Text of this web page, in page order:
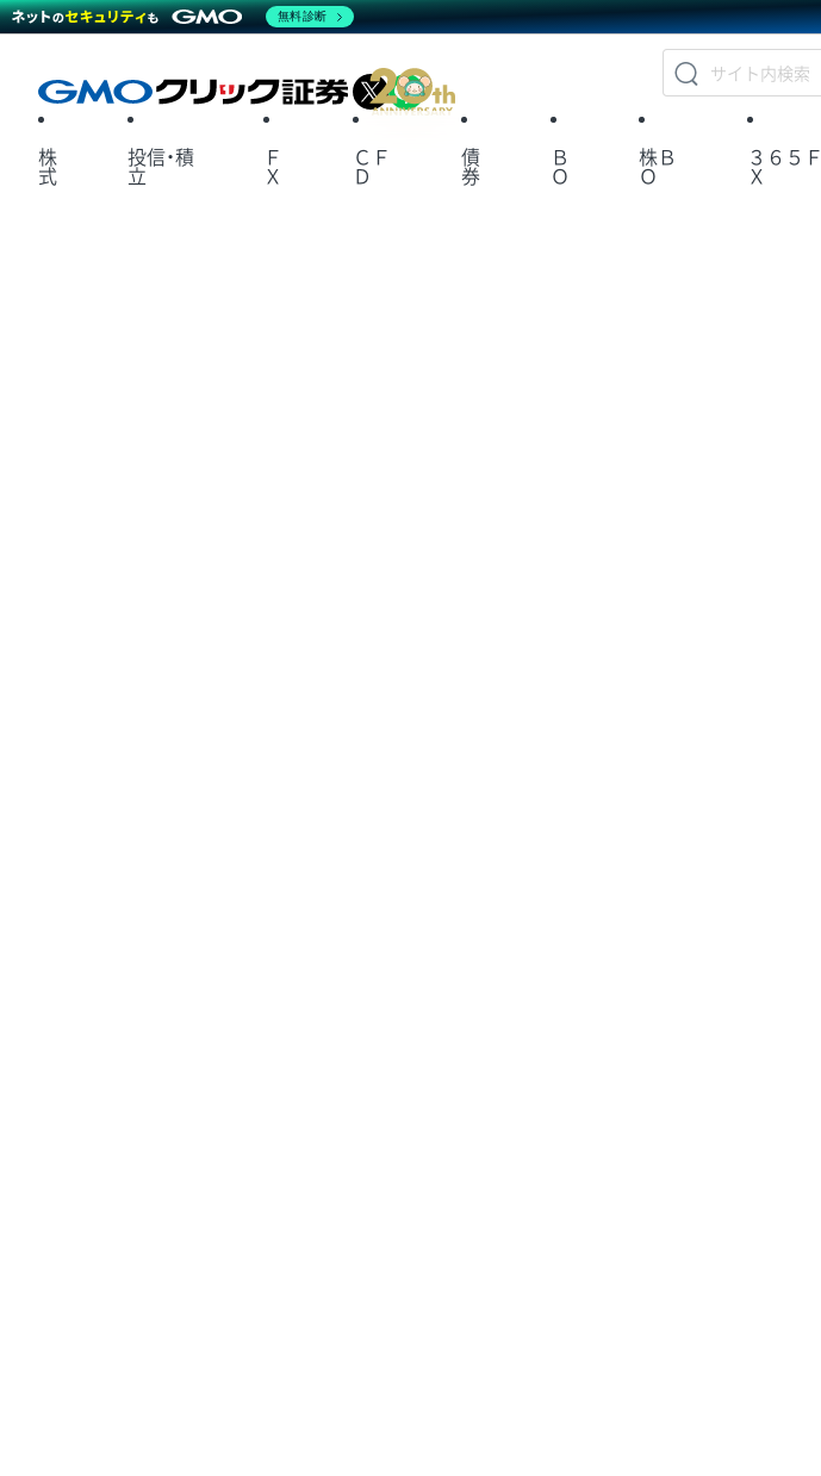
X
株
式
投信・積
立
Ｆ
Ｘ
ＣＦ
Ｄ
債
券
Ｂ
Ｏ
株Ｂ
Ｏ
３６５Ｆ
Ｘ
無料診断